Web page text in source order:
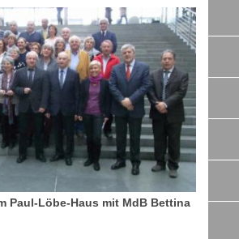
Paul-Löbe-Haus mit MdB Bettina